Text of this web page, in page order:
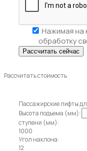
Нажимая на
обработку
Рассчитать стоимость
Пассажирские лифты
Высота подъема (мм):
ступени (мм):
1000
Угол наклона:
12